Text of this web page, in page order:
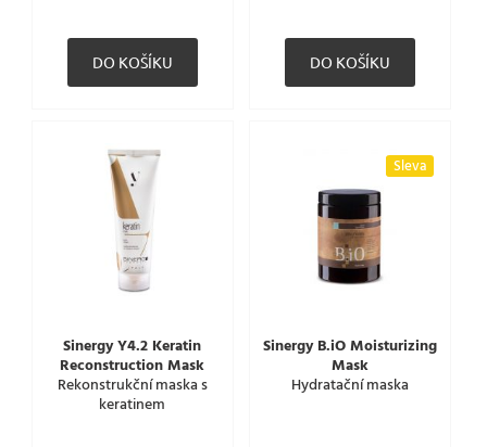
Sinergy Y4.2 Keratin
Reconstruction Mask
Rekonstrukční maska s
keratinem
Sleva
Sinergy B.iO Moisturizing
Mask
Hydratační maska